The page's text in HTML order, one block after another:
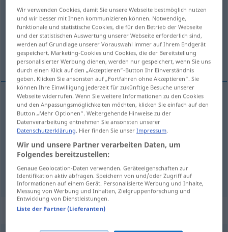
Übersicht aller Übersetzungen
(Für mehr Details die Übersetzung anklicken/antippen)
drsný, chraplavý, chraptivý, nevlídný, drsný
drsný rauPerson, Oberfläche
chraplavý,chraptivý rau Stimme
nevlídný,drsný rauKlima
Synonyme für "rau"
Wir verwenden Cookies, damit Sie unsere Webseite bestmöglich nutzen
und wir besser mit Ihnen kommunizieren können. Notwendige,
funktionale und statistische Cookies, die für den Betrieb der Webseite
und der statistischen Auswertung unserer Webseite erforderlich sind,
werden auf Grundlage unserer Vorauswahl immer auf Ihrem Endgerät
gespeichert. Marketing-Cookies und Cookies, die der Bereitstellung
personalisierter Werbung dienen, werden nur gespeichert, wenn Sie uns
durch einen Klick auf den „Akzeptieren“-Button Ihr Einverständnis
geben. Klicken Sie ansonsten auf „Fortfahren ohne Akzeptieren“. Sie
können Ihre Einwilligung jederzeit für zukünftige Besuche unserer
Webseite widerrufen. Wenn Sie weitere Informationen zu den Cookies
und den Anpassungsmöglichkeiten möchten, klicken Sie einfach auf den
Button „Mehr Optionen“. Weitergehende Hinweise zu der
Datenverarbeitung entnehmen Sie ansonsten unserer
Datenschutzerklärung. Hier finden Sie unserImpressum.
Wir und unsere Partner verarbeiten Daten, um
Folgendes bereitzustellen:
Genaue Geolocation-Daten verwenden. Geräteeigenschaften zur
Identifikation aktiv abfragen. Speichern von und/oder Zugriff auf
Informationen auf einem Gerät. Personalisierte Werbung und Inhalte,
Messung von Werbung und Inhalten, Zielgruppenforschung und
Entwicklung von Dienstleistungen.
Liste der Partner (Lieferanten)